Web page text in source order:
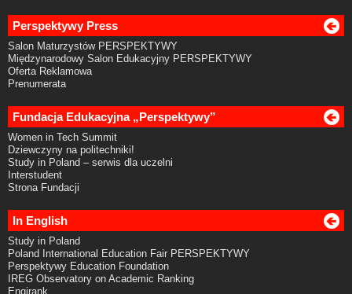
Perspektywy Press
Salon Maturzystów PERSPEKTYWY
Międzynarodowy Salon Edukacyjny PERSPEKTYWY
Oferta Reklamowa
Prenumerata
Fundacja Edukacyjna „Perspektywy”
Women in Tech Summit
Dziewczyny na politechniki!
Study in Poland – serwis dla uczelni
Interstudent
Strona Fundacji
In English
Study in Poland
Poland International Education Fair PERSPEKTYWY
Perspektywy Education Foundation
IREG Observatory on Academic Ranking
Engirank